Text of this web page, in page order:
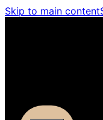
Skip to main content